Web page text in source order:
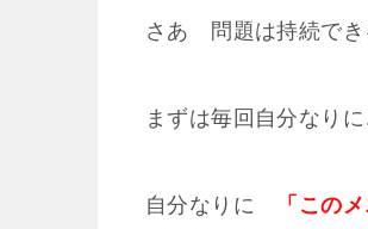
さあ 問題は持続でき
まずは毎回自分なり
自分なりに 「この